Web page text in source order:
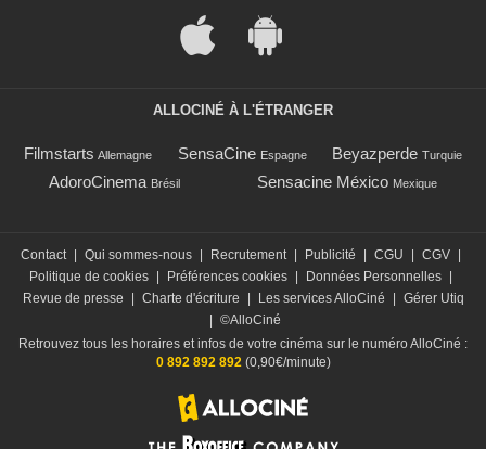
ALLOCINÉ À L'ÉTRANGER
Filmstarts Allemagne SensaCine Espagne Beyazperde Turquie
AdoroCinema Brésil Sensacine México Mexique
Contact Qui sommes-nous Recrutement Publicité CGU CGV
Politique de cookies
Préférences cookies Données Personnelles
Revue de presse
Charte d'écriture Les services AlloCiné
Gérer Utiq
©AlloCiné
Retrouvez tous les horaires et infos de votre cinéma sur le numéro AlloCiné :
0 892 892 892(0,90€/minute)